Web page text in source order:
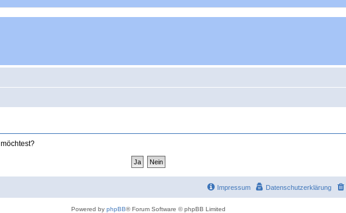
Datenschutzerklärung
Impressum
Powered by phpBB® Forum Software © phpBB Limited